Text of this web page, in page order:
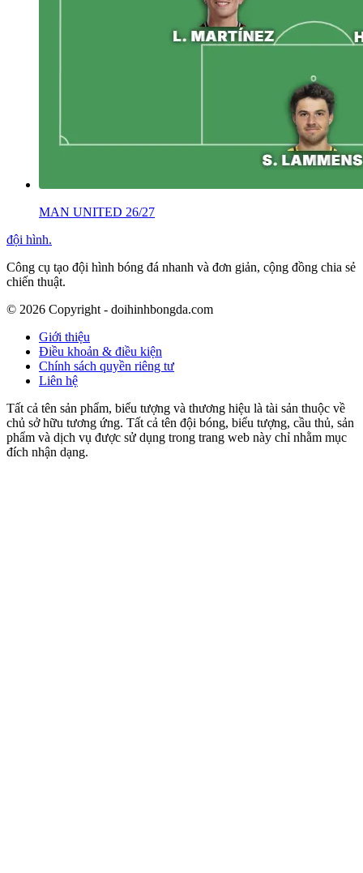
MAN UNITED 26/27
đội hình.
Công cụ tạo đội hình bóng đá nhanh và đơn giản, cộng đồng chia sẻ
chiến thuật.
© 2026 Copyright - doihinhbongda.com
Giới thiệu
Điều khoản & điều kiện
Chính sách quyền riêng tư
Liên hệ
Tất cả tên sản phẩm, biểu tượng và thương hiệu là tài sản thuộc về
chủ sở hữu tương ứng. Tất cả tên đội bóng, biểu tượng, cầu thủ, sản
phẩm và dịch vụ được sử dụng trong trang web này chỉ nhằm mục
đích nhận dạng.